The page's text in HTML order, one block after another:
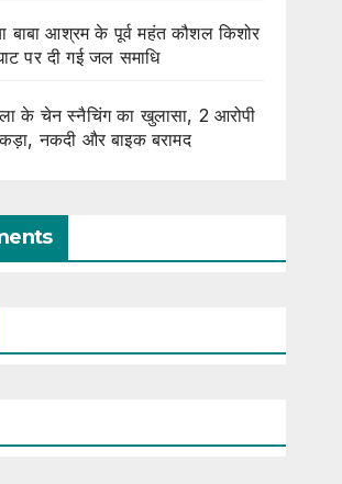
बाबा आश्रम के पूर्व महंत कौशल किशोर
पर दी गई जल समाधि
के चेन स्नैचिंग का खुलासा, 2 आरोपी
नकदी और बाइक बरामद